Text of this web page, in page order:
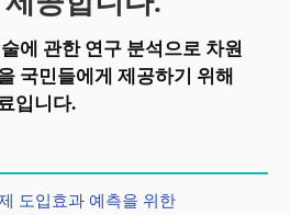
에 관한 연구 분석으로 차원
국민들에게 제공하기 위해
입니다.
도입효과 예측을 위한